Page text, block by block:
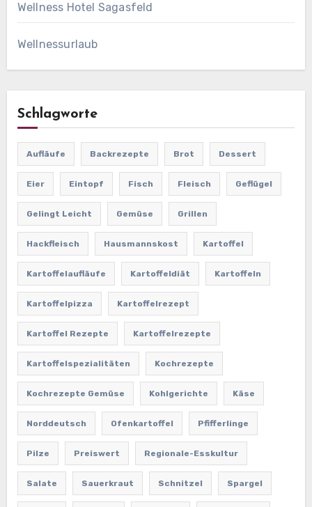
Wellness Hotel Sagasfeld
Wellnessurlaub
Schlagworte
Aufläufe Backrezepte Brot Dessert
Eier Eintopf Fisch Fleisch Geflügel
Gelingt Leicht Gemüse Grillen
Hackfleisch Hausmannskost Kartoffel
Kartoffelaufläufe Kartoffeldiät Kartoffeln
Kartoffelpizza Kartoffelrezept
Kartoffel Rezepte Kartoffelrezepte
Kartoffelspezialitäten Kochrezepte
Kochrezepte Gemüse Kohlgerichte Käse
Norddeutsch Ofenkartoffel Pfifferlinge
Pilze Preiswert Regionale-Esskultur
Salate Sauerkraut Schnitzel Spargel